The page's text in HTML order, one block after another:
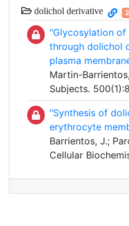
dolichol derivative 2
"Glycosylation
through dolichol
plasma
Martin-
Subjects.
"Synthesis of
erythrocyte
Barrientos, J.;
Cellular